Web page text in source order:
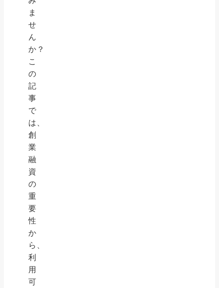
ま
せ
ん
か？
こ
の
記
事
で
は、
創
業
融
資
の
重
要
性
か
ら、
利
用
可